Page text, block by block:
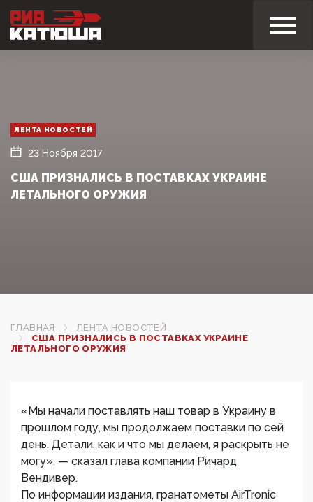
ЛЕНТА НОВОСТЕЙ
23 Ноября 2017
США ПРИЗНАЛИСЬ В ПОСТАВКАХ УКРАИНЕ
ЛЕТАЛЬНОГО ОРУЖИЯ
ГЛАВНАЯ
ЛЕНТА НОВОСТЕЙ
США ПРИЗНАЛИСЬ В ПОСТАВКАХ УКРАИНЕ
ЛЕТАЛЬНОГО ОРУЖИЯ
«Мы начали поставлять наш товар в Украину в
прошлом году, мы продолжаем поставки по сей
день. Детали, как и что мы делаем, я раскрыть не
могу», — сказал глава компании Ричард
Вендивер.
По информации издания, гранатометы AirTronic